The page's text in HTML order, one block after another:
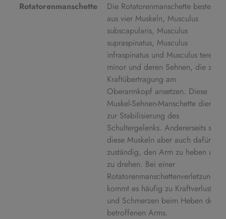
Rotatorenmanschette
Die Rotatorenmanschette besteht
aus vier Muskeln, Musculus
subscapularis, Musculus
supraspinatus, Musculus
infraspinatus und Musculus teres
minor und deren Sehnen, die zur
Kraftübertragung am
Oberarmkopf ansetzen. Diese
Muskel-Sehnen-Manschette dient
zur Stabilisierung des
Schultergelenks. Andererseits sind
diese Muskeln aber auch dafür
zuständig, den Arm zu heben und
zu drehen. Bei einer
Rotatorenmanschettenverletzung
kommt es häufig zu Kraftverlust
und Schmerzen beim Heben des
betroffenen Arms.